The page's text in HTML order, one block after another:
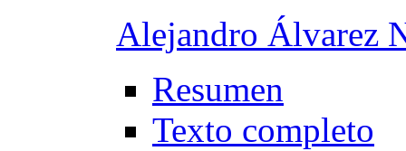
Alejandro Álvarez
Resumen
Texto completo